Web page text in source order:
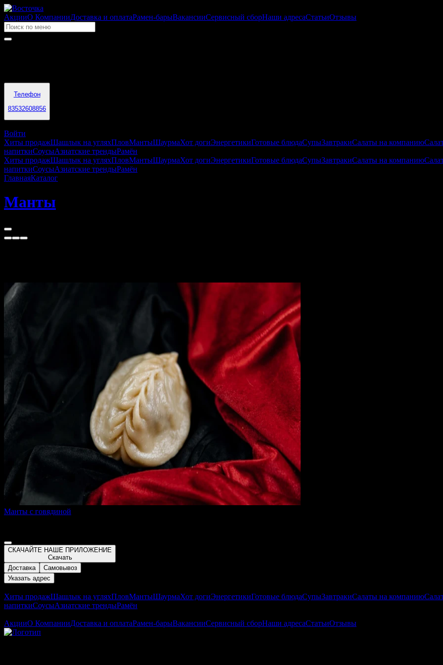
АкцииО КомпанииДоставка и оплатаРамен-барыВакансииСервисный сборНаши адресаСтатьиОтзывы
Телефон
83532608856
Войти
Хиты продажШашлык на угляхПловМантыШаурмаХот догиЭнергетикиГотовые блюдаСупыЗавтракиСалаты на компанию
напиткиСоусыАзиатские трендыРамён
Хиты продажШашлык на угляхПловМантыШаурмаХот догиЭнергетикиГотовые блюдаСупыЗавтракиСалаты на компанию
напиткиСоусыАзиатские трендыРамён
ГлавнаяКаталог
Манты
Манты с говядиной
СКАЧАЙТЕ НАШЕ ПРИЛОЖЕНИЕ
Скачать
Доставка
Самовывоз
Указать адрес
Хиты продажШашлык на угляхПловМантыШаурмаХот догиЭнергетикиГотовые блюдаСупыЗавтракиСалаты на компанию
напиткиСоусыАзиатские трендыРамён
АкцииО КомпанииДоставка и оплатаРамен-барыВакансииСервисный сборНаши адресаСтатьиОтзывы